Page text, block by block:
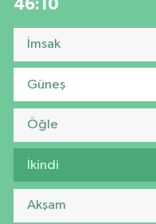
46:10
İmsak
Güneş
Öğle
İkindi
Akşam